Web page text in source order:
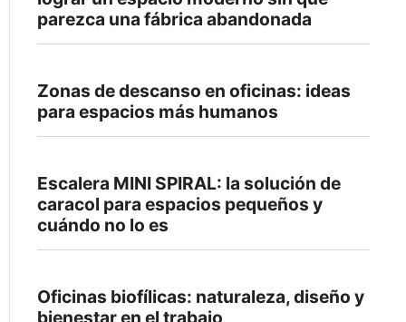
parezca una fábrica abandonada
Zonas de descanso en oficinas: ideas
para espacios más humanos
Escalera MINI SPIRAL: la solución de
caracol para espacios pequeños y
cuándo no lo es
Oficinas biofílicas: naturaleza, diseño y
bienestar en el trabajo